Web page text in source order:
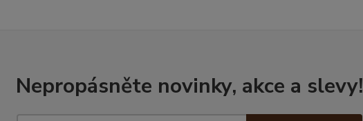
Nepropásněte novinky, akce a slevy!